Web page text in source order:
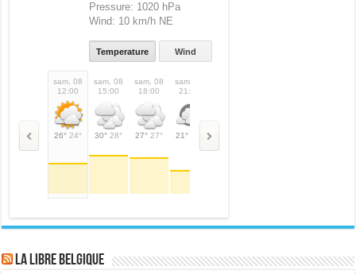
Pressure: 1020 hPa
Wind: 10 km/h NE
Temperature Wind
sam, 08
12:00
26° 24°
sam, 08
15:00
30° 28°
sam, 08
18:00
27° 27°
sam, 08
21:00
21°
LA Libre Belgique